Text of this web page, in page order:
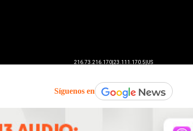
Síguenos en